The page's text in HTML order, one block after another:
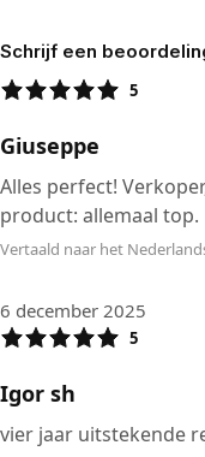
Schrijf een
5
Giuseppe
Alles perfect!
product: allemaal top.
Vertaald naar het
6 december 2025
5
Igor sh
vier jaar uitstekende